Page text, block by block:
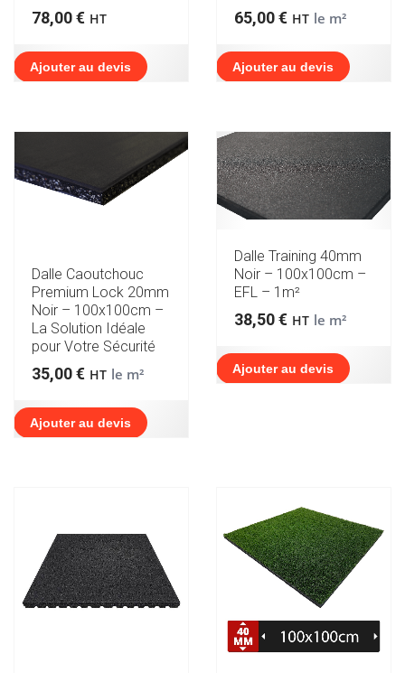
78,00€ HT
Ajouter au devis
65,00€ HT le m²
Ajouter au devis
Dalle Caoutchouc
Premium Lock 20mm
Noir – 100x100cm –
La Solution Idéale
pour Votre Sécurité
35,00€ HT le m²
Ajouter au devis
Dalle Training 40mm
Noir – 100x100cm –
EFL – 1m²
38,50€ HT le m²
Ajouter au devis